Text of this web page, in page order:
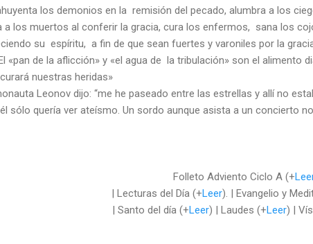
los demonios en la remisión del pecado, alumbra a los
a los muertos al conferir la gracia, cura los enfermos, sana los
su espíritu, a fin de que sean fuertes y varoniles por la
«pan de la aflicción» y «el agua de la tribulación» son el alimento
nuestras heridas»
Leonov dijo: “me he paseado entre las estrellas y allí no
sólo quería ver ateísmo. Un sordo aunque asista a un concierto
Folleto Adviento Ciclo A (+
| Lecturas del Día (+Leer). | Evangelio y
| Santo del día (+Leer) | Laudes (+Leer) |